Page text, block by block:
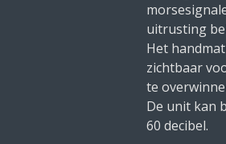
uitrusting
Het
zichtbaar
te
De unit kan
60 decibel.